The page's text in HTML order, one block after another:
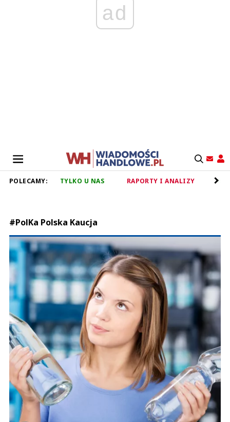
ad
POLECAMY: TYLKO U NAS RAPORTY I ANALIZY
#PolKa Polska Kaucja